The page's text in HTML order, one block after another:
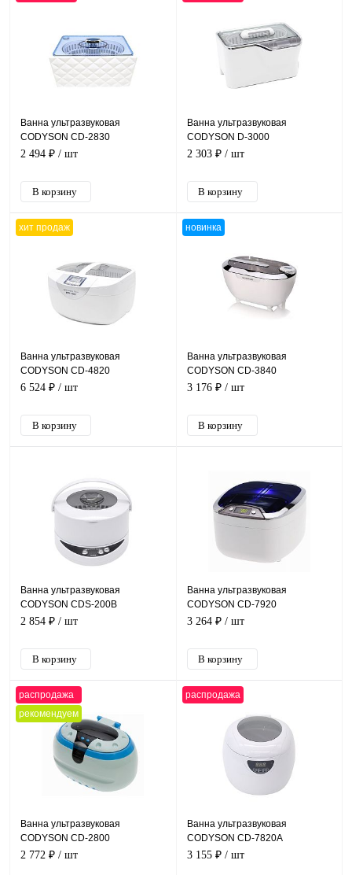
Ванна ультразвуковая
CODYSON CD-2830
2 494 ₽ / шт
Ванна ультразвуковая
CODYSON D-3000
2 303 ₽ / шт
хит продаж
Ванна ультразвуковая
CODYSON CD-4820
6 524 ₽ / шт
новинка
Ванна ультразвуковая
CODYSON CD-3840
3 176 ₽ / шт
Ванна ультразвуковая
CODYSON CDS-200B
2 854 ₽ / шт
Ванна ультразвуковая
CODYSON CD-7920
3 264 ₽ / шт
распродажа
рекомендуем
Ванна ультразвуковая
CODYSON CD-2800
2 772 ₽ / шт
распродажа
Ванна ультразвуковая
CODYSON CD-7820A
3 155 ₽ / шт